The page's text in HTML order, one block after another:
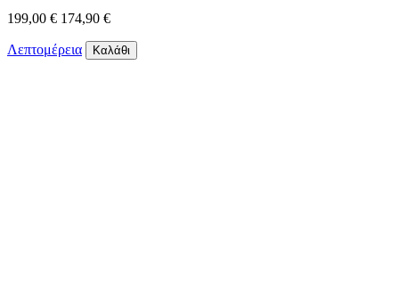
199,00 € 174,90 €
Λεπτομέρεια Καλάθι